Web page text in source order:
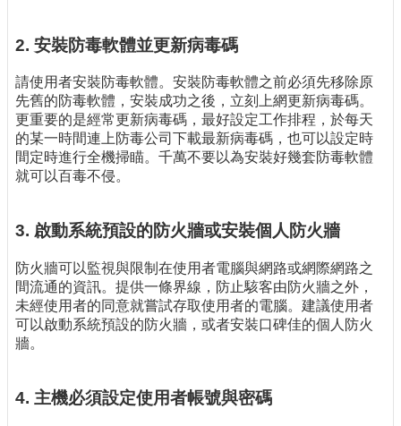
報
技
術
論
壇
專
2. 安裝防毒軟體並更新病毒碼
請使用者安裝防毒軟體。安裝防毒軟體之前必須先移除原
先舊的防毒軟體，安裝成功之後，立刻上網更新病毒碼。
更重要的是經常更新病毒碼，最好設定工作排程，於每天
的某一時間連上防毒公司下載最新病毒碼，也可以設定時
間定時進行全機掃瞄。千萬不要以為安裝好幾套防毒軟體
就可以百毒不侵。
3. 啟動系統預設的防火牆或安裝個人防火牆
防火牆可以監視與限制在使用者電腦與網路或網際網路之
間流通的資訊。提供一條界線，防止駭客由防火牆之外，
未經使用者的同意就嘗試存取使用者的電腦。建議使用者
可以啟動系統預設的防火牆，或者安裝口碑佳的個人防火
牆。
4. 主機必須設定使用者帳號與密碼